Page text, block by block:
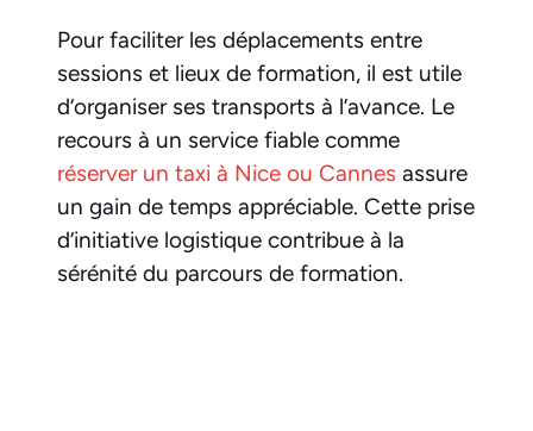
Pour faciliter les déplacements entre
sessions et lieux de formation, il est utile
d’organiser ses transports à l’avance. Le
recours à un service fiable comme
réserver un taxi à Nice ou Cannes assure
un gain de temps appréciable. Cette prise
d’initiative logistique contribue à la
sérénité du parcours de formation.